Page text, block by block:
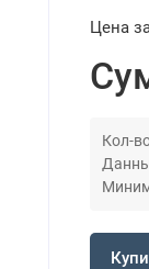
Цена
Кол-